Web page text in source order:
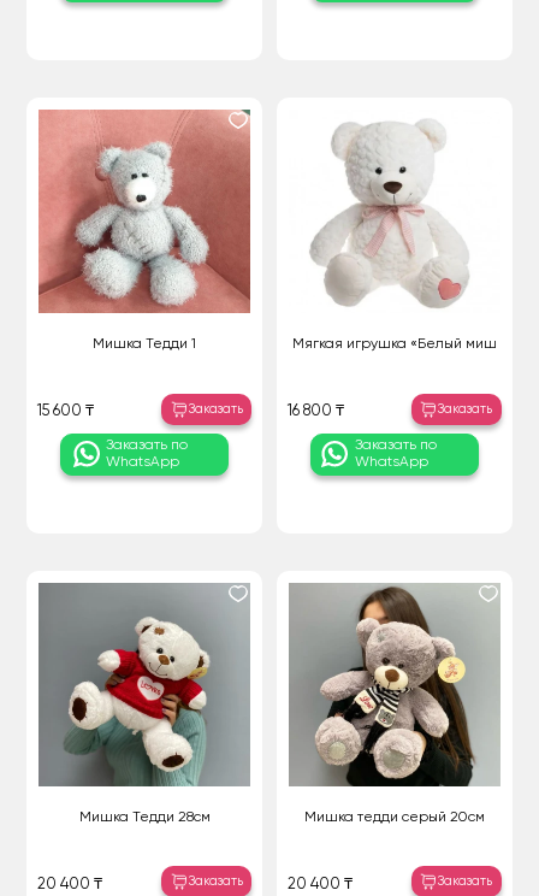
Мишка Тедди 1
15 600 ₸ Заказать
Заказать по
WhatsApp
Мягкая игрушка «Белый миш
16 800 ₸ Заказать
Заказать по
WhatsApp
Мишка Тедди 28см
20 400 ₸ Заказать
Мишка тедди серый 20см
20 400 ₸ Заказать